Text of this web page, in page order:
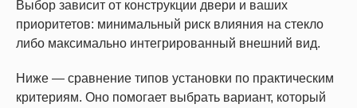
Выбор зависит от конструкции двери и ваших
приоритетов: минимальный риск влияния на стекло
либо максимально интегрированный внешний вид.
Ниже — сравнение типов установки по практическим
критериям. Оно помогает выбрать вариант, который